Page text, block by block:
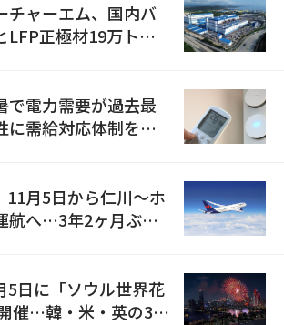
チャーエム、国内バ
LFP正極材19万トン
で電力需要が過去最
に需給対応体制を点
11月5日から仁川〜ホ
航へ…3年2ヶ月ぶり
5日に「ソウル世界花
催…韓・米・英の3カ